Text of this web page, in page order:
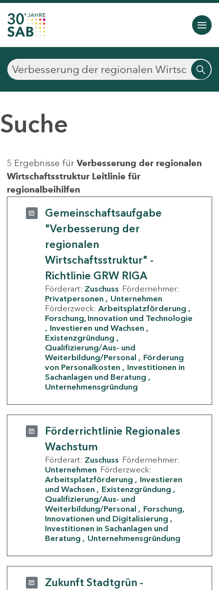
Suche
5 Ergebnisse für Verbesserung der regionalen
Wirtschaftsstruktur Leitlinie für
regionalbeihilfen
Gemeinschaftsaufgabe
"Verbesserung der
regionalen
Wirtschaftsstruktur" -
Richtlinie GRW RIGA
Förderart: Zuschuss Fördernehmer:
Privatpersonen
Unternehmen
Förderzweck: Arbeitsplatzförderung
Forschung, Innovation und Technologie
Investieren und Wachsen
Existenzgründung
Qualifizierung/Aus- und
Weiterbildung/Personal
Förderung
von Personalkosten
Investitionen in
Sachanlagen und Beratung
Unternehmensgründung
Förderrichtlinie Regionales
Wachstum
Förderart: Zuschuss Fördernehmer:
Unternehmen Förderzweck:
Arbeitsplatzförderung
Investieren
und Wachsen
Existenzgründung
Qualifizierung/Aus- und
Weiterbildung/Personal
Forschung,
Innovationen und Digitalisierung
Investitionen in Sachanlagen und
Beratung
Unternehmensgründung
Zukunft Stadtgrün -